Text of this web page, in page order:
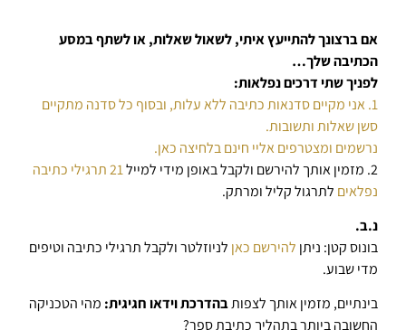
אם ברצונך להתייעץ איתי, לשאול שאלות, או לשתף במסע
הכתיבה שלך…
לפניך שתי דרכים נפלאות:
1. אני מקיים סדנאות כתיבה ללא עלות, ובסוף כל סדנה מתקיים
סשן שאלות ותשובות.
נרשמים ומצטרפים אליי חינם בלחיצה כאן.
2. מזמין אותך להירשם ולקבל באופן מידי למייל
21 תרגילי כתיבה
נפלאים לתרגול קליל ומרתק.
נ.ב.
בונוס קטן: ניתן להירשם כאן לניוזלטר ולקבל תרגילי כתיבה וטיפים
מדי שבוע.
בינתיים, מזמין אותך לצפותבהדרכת וידאו חגיגית: מהי הטכניקה
החשובה ביותר בתהליך כתיבת ספר?